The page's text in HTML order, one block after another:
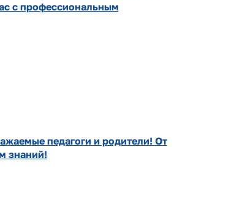
с профессиональным
педагоги и родители! От
знаний!